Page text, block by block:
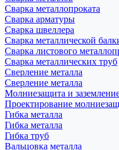
Сварка металлопроката
Сварка арматуры
Сварка швеллера
Сварка металлической
Сварка листового
Сварка металлических труб
Сверление металла
Сверление металла
Молниезащита и
Проектирование
Гибка металла
Гибка металла
Гибка труб
Вальцовка металла